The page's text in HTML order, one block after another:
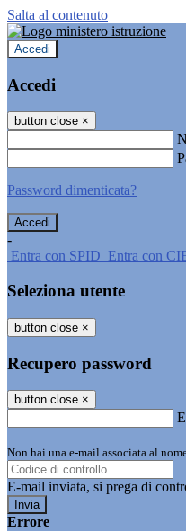
Salta al contenuto
Accedi
Accedi
button close ×
Password dimenticata?
-
Entra con SPID Entra con
Seleziona utente
button close ×
Recupero password
button close ×
Non hai una e-mail associata al
E-mail inviata, si prega di
Errore